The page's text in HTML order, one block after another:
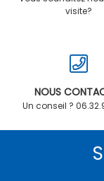
visite?
NOUS
Un conseil ?